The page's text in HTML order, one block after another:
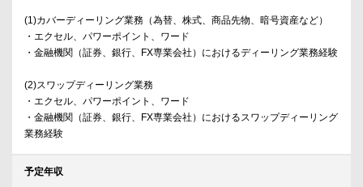
(1)カバーディーリング業務（為替、株式、商品先物、暗号資産など）
・エクセル、パワーポイント、ワード
・金融機関（証券、銀行、FX専業会社）におけるディーリング業務経験
(2)スワップディーリング業務
・エクセル、パワーポイント、ワード
・金融機関（証券、銀行、FX専業会社）におけるスワップディーリング
業務経験
予定年収